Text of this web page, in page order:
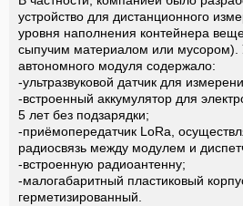
устройство для дистанционного
уровня наполнения контейнера
сыпучим материалом или мусором).
автономного модуля содержало:
-ультразвуковой датчик для
-встроенный аккумулятор для
5 лет без подзарядки;
-приёмопередатчик LoRa,
радиосвязь между модулем и
-встроенную радиоантенну;
-малогабаритный пластиковый
герметизированный.